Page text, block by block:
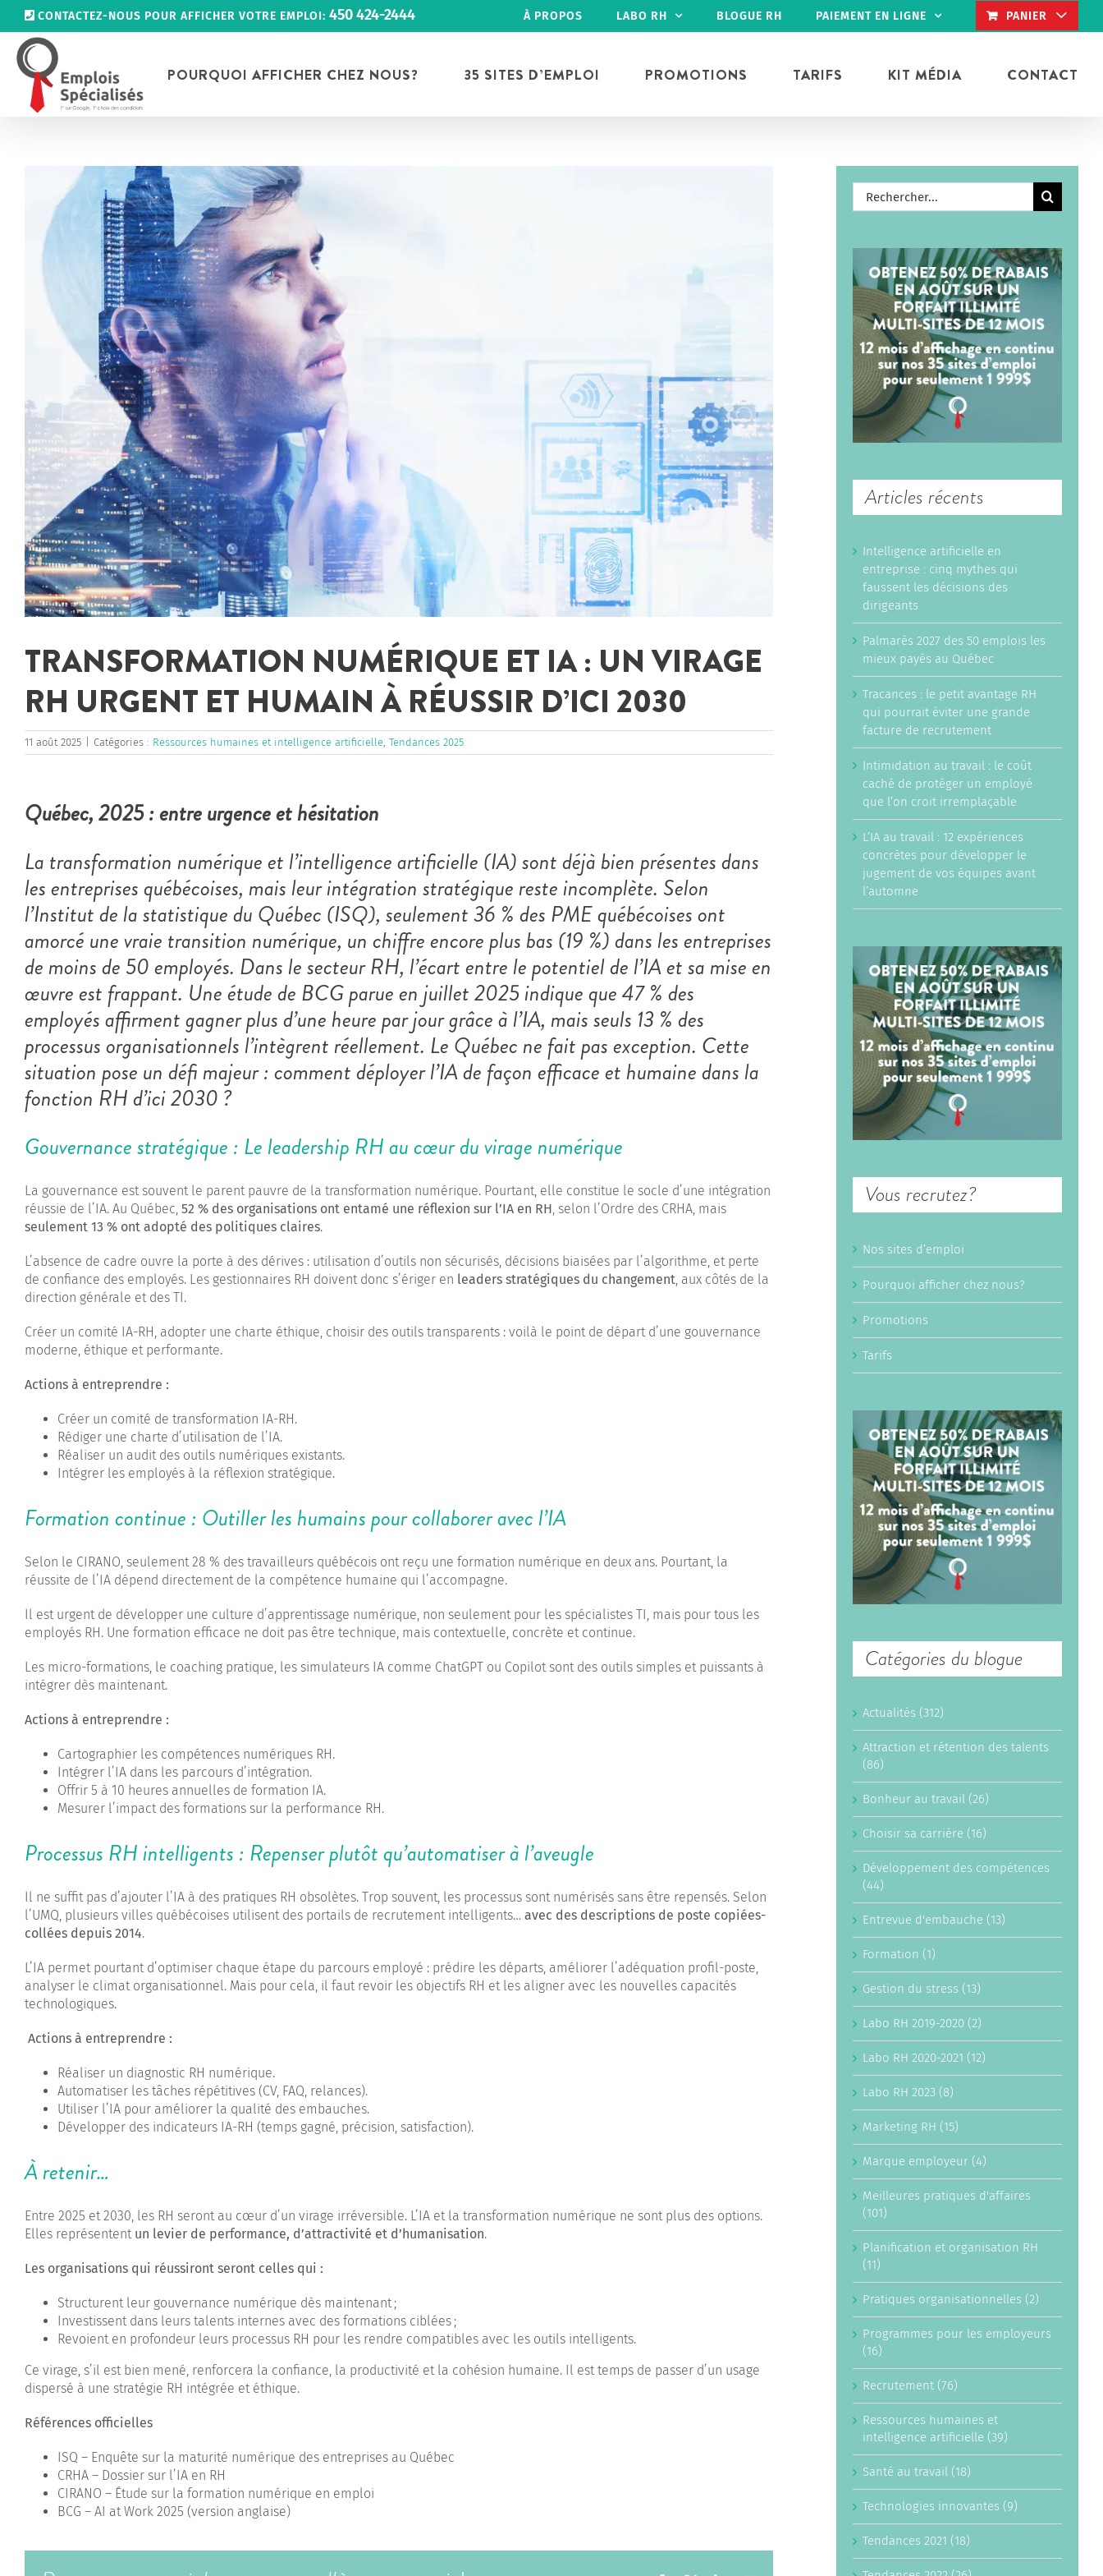
Passer
contenu
CONTACTEZ-NOUS POUR AFFICHER VOTRE EMPLOI: 450 424-2444 À PROPOS LABO RH BLOGUE RH PAIEMENT EN LIGNE PANIER
POURQUOI AFFICHER CHEZ NOUS? 35 SITES D’EMPLOI PROMOTIONS TARIFS KIT MÉDIA CONTACT
l'image
agrandie
TRANSFORMATION NUMÉRIQUE ET IA : UN VIRAGE
RH URGENT ET HUMAIN À RÉUSSIR D’ICI 2030
11 août 2025 Catégories : Ressources humaines et intelligence artificielle, Tendances 2025
Québec, 2025 : entre urgence et hésitation
La transformation numérique et l’intelligence artificielle (IA) sont déjà bien présentes dans
les entreprises québécoises, mais leur intégration stratégique reste incomplète. Selon
l’Institut de la statistique du Québec (ISQ), seulement 36 % des PME québécoises ont
amorcé une vraie transition numérique, un chiffre encore plus bas (19 %) dans les entreprises
de moins de 50 employés. Dans le secteur RH, l’écart entre le potentiel de l’IA et sa mise en
œuvre est frappant. Une étude de BCG parue en juillet 2025 indique que 47 % des
employés affirment gagner plus d’une heure par jour grâce à l’IA, mais seuls 13 % des
processus organisationnels l’intègrent réellement. Le Québec ne fait pas exception. Cette
situation pose un défi majeur : comment déployer l’IA de façon efficace et humaine dans la
fonction RH d’ici 2030 ?
Gouvernance stratégique : Le leadership RH au cœur du virage numérique
La gouvernance est souvent le parent pauvre de la transformation numérique. Pourtant, elle constitue le socle d’une intégration
réussie de l’IA. Au Québec, 52 % des organisations ont entamé une réflexion sur l’IA en RH, selon l’Ordre des CRHA, mais
seulement 13 % ont adopté des politiques claires.
L’absence de cadre ouvre la porte à des dérives : utilisation d’outils non sécurisés, décisions biaisées par l’algorithme, et perte
de confiance des employés. Les gestionnaires RH doivent donc s’ériger en leaders stratégiques du changement, aux côtés de la
direction générale et des TI.
Créer un comité IA-RH, adopter une charte éthique, choisir des outils transparents : voilà le point de départ d’une gouvernance
moderne, éthique et performante.
Actions à entreprendre :
Créer un comité de transformation IA-RH.
Rédiger une charte d’utilisation de l’IA.
Réaliser un audit des outils numériques existants.
Intégrer les employés à la réflexion stratégique.
Formation continue : Outiller les humains pour collaborer avec l’IA
Selon le CIRANO, seulement 28 % des travailleurs québécois ont reçu une formation numérique en deux ans. Pourtant, la
réussite de l’IA dépend directement de la compétence humaine qui l’accompagne.
Il est urgent de développer une culture d’apprentissage numérique, non seulement pour les spécialistes TI, mais pour tous les
employés RH. Une formation efficace ne doit pas être technique, mais contextuelle, concrète et continue.
Les micro-formations, le coaching pratique, les simulateurs IA comme ChatGPT ou Copilot sont des outils simples et puissants à
intégrer dès maintenant.
Actions à entreprendre :
Cartographier les compétences numériques RH.
Intégrer l’IA dans les parcours d’intégration.
Offrir 5 à 10 heures annuelles de formation IA.
Mesurer l’impact des formations sur la performance RH.
Processus RH intelligents : Repenser plutôt qu’automatiser à l’aveugle
Il ne suffit pas d’ajouter l’IA à des pratiques RH obsolètes. Trop souvent, les processus sont numérisés sans être repensés. Selon
l’UMQ, plusieurs villes québécoises utilisent des portails de recrutement intelligents… avec des descriptions de poste copiées-
collées depuis 2014.
L’IA permet pourtant d’optimiser chaque étape du parcours employé : prédire les départs, améliorer l’adéquation profil-poste,
analyser le climat organisationnel. Mais pour cela, il faut revoir les objectifs RH et les aligner avec les nouvelles capacités
technologiques.
Actions à entreprendre :
Réaliser un diagnostic RH numérique.
Automatiser les tâches répétitives (CV, FAQ, relances).
Utiliser l’IA pour améliorer la qualité des embauches.
Développer des indicateurs IA-RH (temps gagné, précision, satisfaction).
À retenir…
Entre 2025 et 2030, les RH seront au cœur d’un virage irréversible. L’IA et la transformation numérique ne sont plus des options.
Elles représentent un levier de performance, d’attractivité et d’humanisation.
Les organisations qui réussiront seront celles qui :
Structurent leur gouvernance numérique dès maintenant ;
Investissent dans leurs talents internes avec des formations ciblées ;
Revoient en profondeur leurs processus RH pour les rendre compatibles avec les outils intelligents.
Ce virage, s’il est bien mené, renforcera la confiance, la productivité et la cohésion humaine. Il est temps de passer d’un usage
dispersé à une stratégie RH intégrée et éthique.
Références officielles
ISQ – Enquête sur la maturité numérique des entreprises au Québec
CRHA – Dossier sur l’IA en RH
CIRANO – Étude sur la formation numérique en emploi
BCG – AI at Work 2025 (version anglaise)
Rechercher:
Articles récents
Intelligence artificielle en
entreprise : cinq mythes qui
faussent les décisions des
dirigeants
Palmarès 2027 des 50 emplois les
mieux payés au Québec
Tracances : le petit avantage RH
qui pourrait éviter une grande
facture de recrutement
Intimidation au travail : le coût
caché de protéger un employé
que l’on croit irremplaçable
L’IA au travail : 12 expériences
concrètes pour développer le
jugement de vos équipes avant
l’automne
Vous recrutez?
Nos sites d’emploi
Pourquoi afficher chez nous?
Promotions
Tarifs
Catégories du blogue
Actualités (312)
Attraction et rétention des talents
(86)
Bonheur au travail (26)
Choisir sa carrière (16)
Développement des compétences
(44)
Entrevue d'embauche (13)
Formation (1)
Gestion du stress (13)
Labo RH 2019-2020 (2)
Labo RH 2020-2021 (12)
Labo RH 2023 (8)
Marketing RH (15)
Marque employeur (4)
Meilleures pratiques d'affaires
(101)
Planification et organisation RH
(11)
Pratiques organisationnelles (2)
Programmes pour les employeurs
(16)
Recrutement (76)
Ressources humaines et
intelligence artificielle (39)
Santé au travail (18)
Technologies innovantes (9)
Tendances 2021 (18)